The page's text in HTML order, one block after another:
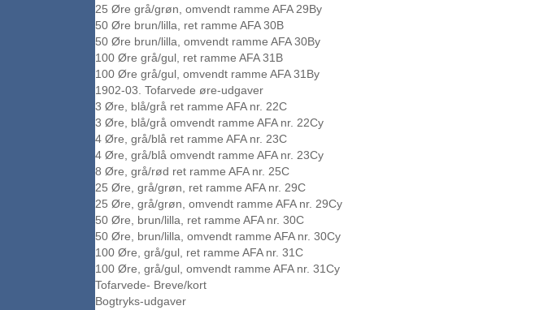
25 Øre grå/grøn, omvendt ramme AFA 29By
50 Øre brun/lilla, ret ramme AFA 30B
50 Øre brun/lilla, omvendt ramme AFA 30By
100 Øre grå/gul, ret ramme AFA 31B
100 Øre grå/gul, omvendt ramme AFA 31By
1902-03. Tofarvede øre-udgaver
3 Øre, blå/grå ret ramme AFA nr. 22C
3 Øre, blå/grå omvendt ramme AFA nr. 22Cy
4 Øre, grå/blå ret ramme AFA nr. 23C
4 Øre, grå/blå omvendt ramme AFA nr. 23Cy
8 Øre, grå/rød ret ramme AFA nr. 25C
25 Øre, grå/grøn, ret ramme AFA nr. 29C
25 Øre, grå/grøn, omvendt ramme AFA nr. 29Cy
50 Øre, brun/lilla, ret ramme AFA nr. 30C
50 Øre, brun/lilla, omvendt ramme AFA nr. 30Cy
100 Øre, grå/gul, ret ramme AFA nr. 31C
100 Øre, grå/gul, omvendt ramme AFA nr. 31Cy
Tofarvede- Breve/kort
Bogtryks-udgaver